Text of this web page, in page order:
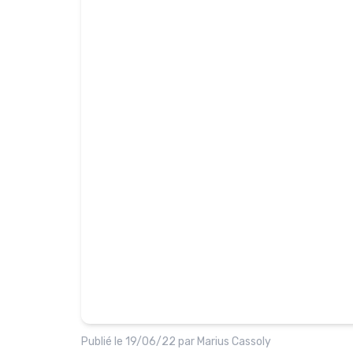
Publié le 19/06/22 par Marius Cassoly